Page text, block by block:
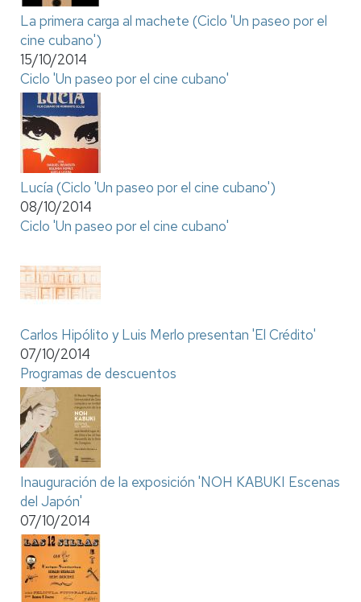
La primera carga al machete (Ciclo 'Un paseo por el
cine cubano')
15/10/2014
Ciclo 'Un paseo por el cine cubano'
Lucía (Ciclo 'Un paseo por el cine cubano')
08/10/2014
Ciclo 'Un paseo por el cine cubano'
Carlos Hipólito y Luis Merlo presentan 'El Crédito'
07/10/2014
Programas de descuentos
Inauguración de la exposición 'NOH KABUKI Escenas
del Japón'
07/10/2014